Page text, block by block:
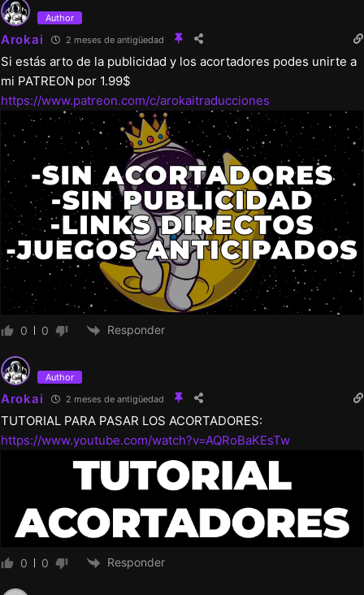
Author
Arokai 2 meses de antigüedad
Si estás arto de la publicidad y los acortadores podes unirte a
mi PATREON por 1.99$
https://www.patreon.com/c/arokaitraducciones
0 0 Responder
Author
Arokai 2 meses de antigüedad
TUTORIAL PARA PASAR LOS ACORTADORES:
https://www.youtube.com/watch?v=AQRoBaKEsTw
0 0 Responder